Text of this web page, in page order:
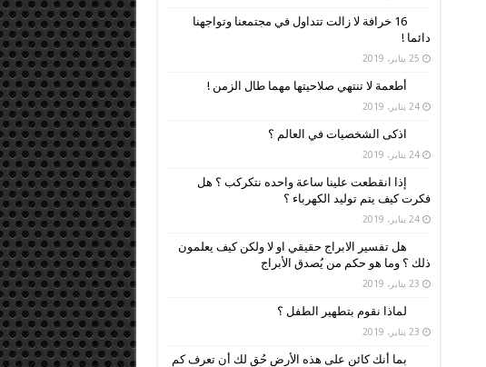
16 خرافة لا زالت تتداول في مجتمعنا وتواجهنا
دائما !
25 يناير، 2019
أطعمة لا تنتهي صلاحيتها مهما طال الزمن !
24 يناير، 2019
اذكى الشخصيات في العالم ؟
24 يناير، 2019
إذا انقطعت علينا ساعة واحده نتكركب ؟ هل
فكرت كيف يتم توليد الكهرباء ؟
24 يناير، 2019
هل تفسير الابراج حقيقي او لا ولكن كيف يعلمون
ذلك ؟ وما هو حكم من يُصدق الأبراج
23 يناير، 2019
لماذا نقوم بتطهير الطفل ؟
23 يناير، 2019
بما أنك كائن على هذه الأرض حُق لك أن تعرف كم